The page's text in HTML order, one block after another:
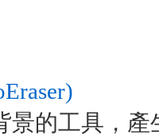
景的工具，